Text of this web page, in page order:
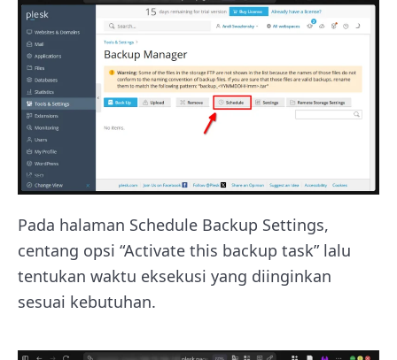
Pada halaman Schedule Backup Settings,
centang opsi “Activate this backup task” lalu
tentukan waktu eksekusi yang diinginkan
sesuai kebutuhan.